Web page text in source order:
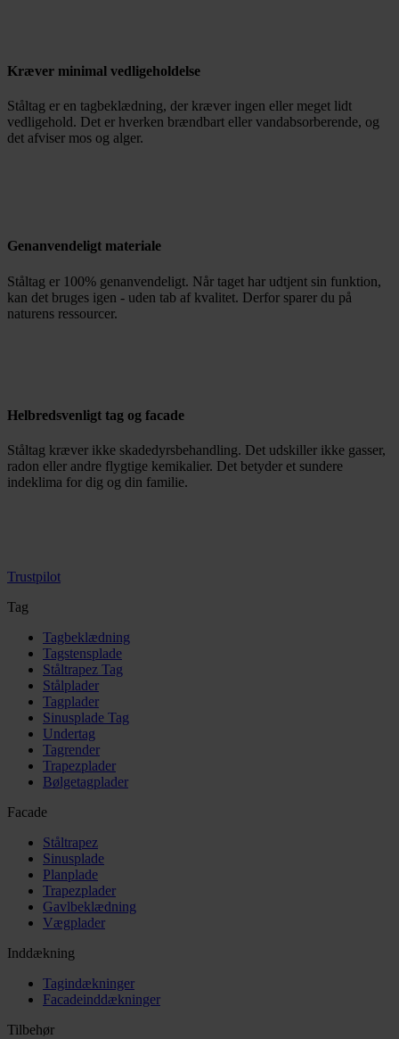
Kræver minimal vedligeholdelse
Ståltag er en tagbeklædning, der kræver ingen eller meget lidt
vedligehold. Det er hverken brændbart eller vandabsorberende, og
det afviser mos og alger.
Genanvendeligt materiale
Ståltag er 100% genanvendeligt. Når taget har udtjent sin funktion,
kan det bruges igen - uden tab af kvalitet. Derfor sparer du på
naturens ressourcer.
Helbredsvenligt tag og facade
Ståltag kræver ikke skadedyrsbehandling. Det udskiller ikke gasser,
radon eller andre flygtige kemikalier. Det betyder et sundere
indeklima for dig og din familie.
Trustpilot
Tag
Tagbeklædning
Tagstensplade
Ståltrapez Tag
Stålplader
Tagplader
Sinusplade Tag
Undertag
Tagrender
Trapezplader
Bølgetagplader
Facade
Ståltrapez
Sinusplade
Planplade
Trapezplader
Gavlbeklædning
Vægplader
Inddækning
Tagindækninger
Facadeinddækninger
Tilbehør